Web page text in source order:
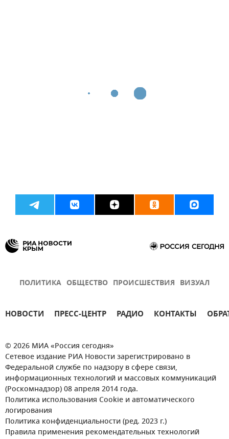
ПОЛИТИКА ОБЩЕСТВО ПРОИСШЕСТВИЯ ВИЗУАЛ
НОВОСТИ ПРЕСС-ЦЕНТР РАДИО КОНТАКТЫ
© 2026 МИА «Россия сегодня»
Сетевое издание РИА Новости зарегистрировано в
Федеральной службе по надзору в сфере связи,
информационных технологий и массовых коммуникаций
(Роскомнадзор) 08 апреля 2014 года.
Политика использования Cookie и автоматического
логирования
Политика конфиденциальности (ред. 2023 г.)
Правила применения рекомендательных технологий